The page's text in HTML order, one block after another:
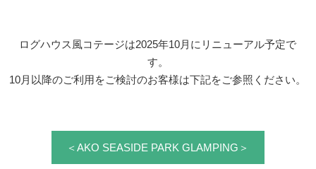
ログハウス風コテージは2025年10月にリニューアル予定で
す。
10月以降のご利用をご検討のお客様は下記をご参照ください。
＜AKO SEASIDE PARK GLAMPING＞